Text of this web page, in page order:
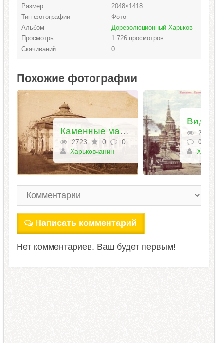
Размер
2048×1418
Тип фотографии
Фото
Альбом
Дореволюционный Харьков
Просмотры
1 726 просмотров
Скачиваний
0
Похожие фотографии
Каменные магазины и круглый балаган с панорамой «Голгофа»
2723 0
0
Харьковчанин
2960
0
Написать комментарий
Нет комментариев. Ваш будет первым!